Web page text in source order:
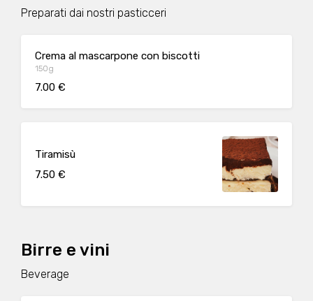
Preparati dai nostri pasticceri
Crema al mascarpone con biscotti
150g
7.00 €
Tiramisù
7.50 €
Birre e vini
Beverage